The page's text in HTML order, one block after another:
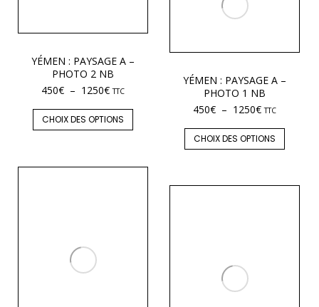
YÉMEN : PAYSAGE A –
PHOTO 2 NB
450€ – 1250€ TTC
CHOIX DES OPTIONS
YÉMEN : PAYSAGE A –
PHOTO 1 NB
450€ – 1250€ TTC
CHOIX DES OPTIONS